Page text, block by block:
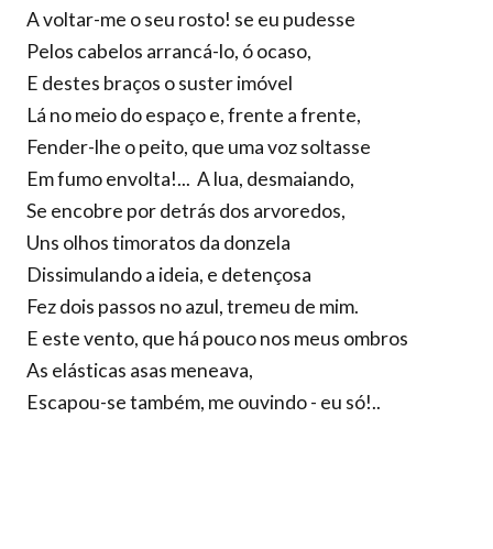
A voltar-me o seu rosto! se eu pudesse
Pelos cabelos arrancá-lo, ó ocaso,
E destes braços o suster imóvel
Lá no meio do espaço e, frente a frente,
Fender-lhe o peito, que uma voz soltasse
Em fumo envolta!... A lua, desmaiando,
Se encobre por detrás dos arvoredos,
Uns olhos timoratos da donzela
Dissimulando a ideia, e detençosa
Fez dois passos no azul, tremeu de mim.
E este vento, que há pouco nos meus ombros
As elásticas asas meneava,
Escapou-se também, me ouvindo - eu só!..